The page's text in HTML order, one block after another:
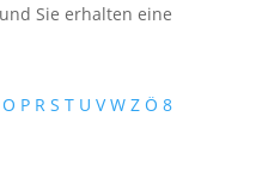
Sie erhalten eine
O P R S T U V W Z Ö 8